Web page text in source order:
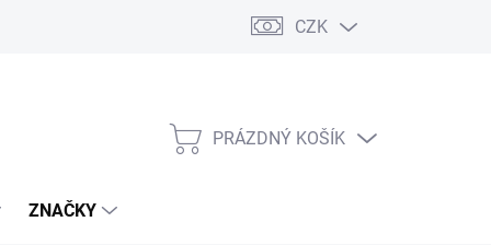
CZK
NÁKUPNÍ
PRÁZDNÝ KOŠÍK
ZNAČKY